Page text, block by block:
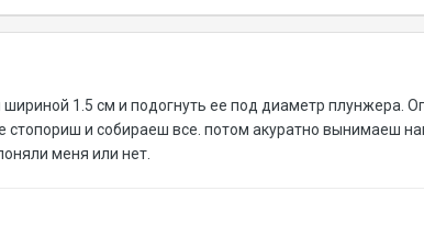
1.5 см и подогнуть ее под диаметр плунжера.
и собираеш все. потом акуратно вынимаеш
меня или нет.